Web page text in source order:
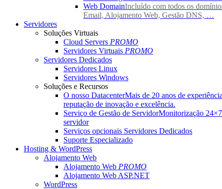
Web DomainIncluído com todos os
Email, Alojamento Web, Gestão DNS, …
Servidores
Soluções Virtuais
Cloud Servers PROMO
Servidores Virtuais PROMO
Servidores Dedicados
Servidores Linux
Servidores Windows
Soluções e Recursos
O nosso DatacenterMais de 20 anos de
reputação de inovação e excelência.
Serviço de Gestão de ServidorMonitorização
servidor
Serviços opcionais Servidores Dedicados
Suporte Especializado
Hosting & WordPress
Alojamento Web
Alojamento Web PROMO
Alojamento Web ASP.NET
WordPress